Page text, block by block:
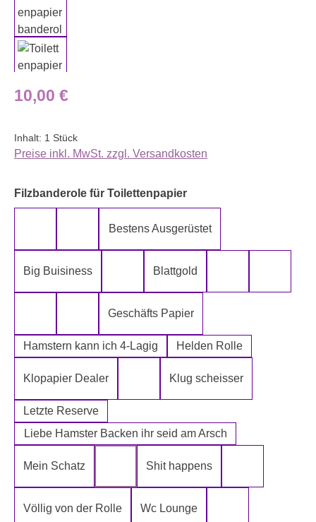
Regulärer Preis:
10,00 €
Inhalt: 1 Stück
Preise inkl. MwSt. zzgl. Versandkosten
Filzbanderole für Toilettenpapierauswählen
5-Lagig ich kann´s mir leisten
Alter spielt keine Rolle
Bestens Ausgerüstet
Big Buisiness
Bitte bleiben sie während der
Blattgold
Fugen Reiniger
Fürn Arsch
Geschäfts Papier
Hamstern kann ich 4-Lagig Helden Rolle
Klopapier Dealer
Klopapier Mafia
Klug scheisser
Letzte Reserve
Liebe Hamster Backen ihr seid am Arsch
Mein Schatz
Psssst Hamster Ware
Shit happens
Völlig von der Rolle Wc Lounge